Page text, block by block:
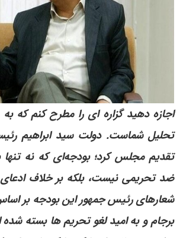
اجازه دهید گزاره ای را مطرح کنم که
تقدیم مجلس کرد؛ بودجه‌ای که نه تنها
ضد تحریمی نیست، بلکه بر خلاف
شعارهای رئیس جمهور این بودجه بر
برجام و به امید لغو تحریم ها بسته